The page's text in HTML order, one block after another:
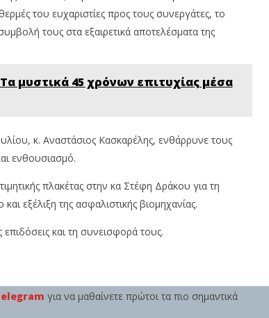
του ευχαριστίες προς τους συνεργάτες, το
τους στα εξαιρετικά αποτελέσματα της
μυστικά 45 χρόνων επιτυχίας μέσα
κ. Αναστάσιος Κασκαρέλης, ενθάρρυνε τους
ενθουσιασμό.
πλακέτας στην κα Στέφη Δράκου για τη
εξέλιξη της ασφαλιστικής βιομηχανίας.
και τη συνεισφορά τους.
για να μαθαίνετε πρώτοι τα πιο σημαντικά